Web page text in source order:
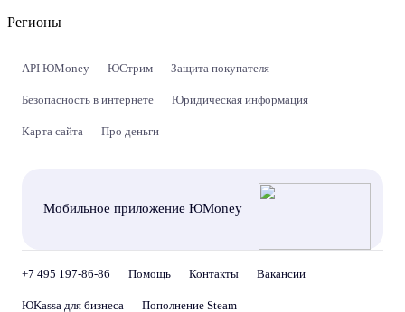
Регионы
API ЮMoney ЮСтрим Защита покупателя
Безопасность в интернете Юридическая информация
Карта сайта Про деньги
Мобильное приложение ЮMoney
+7 495 197-86-86 Помощь Контакты Вакансии
ЮKassa для бизнеса Пополнение Steam